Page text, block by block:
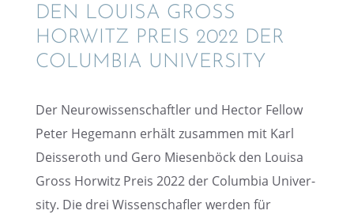
DEN LOUISA GROSS
HORWITZ PREIS 2022 DER
COLUM­BIA UNIVERSITY
Der Neuro­wis­sen­schaft­ler und Hector Fellow
Peter Hegemann erhält zusam­men mit Karl
Deiss­eroth und Gero Miesen­böck den Louisa
Gross Horwitz Preis 2022 der Colum­bia Univer­
sity. Die drei Wissen­schaf­ler werden für